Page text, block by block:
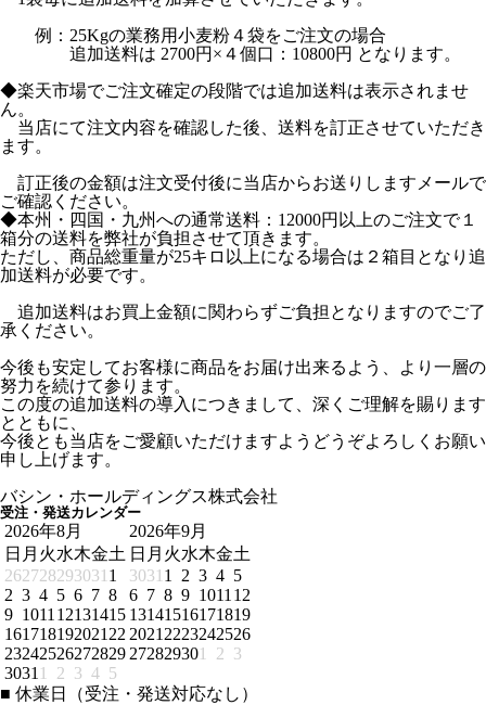
例：25Kgの業務用小麦粉４袋をご注文の場合
追加送料は 2700円×４個口：10800円 となります。
◆楽天市場でご注文確定の段階では追加送料は表示されませ
ん。
当店にて注文内容を確認した後、送料を訂正させていただき
ます。
訂正後の金額は注文受付後に当店からお送りしますメールで
ご確認ください。
◆本州・四国・九州への通常送料：12000円以上のご注文で１
箱分の送料を弊社が負担させて頂きます。
ただし、商品総重量が25キロ以上になる場合は２箱目となり追
加送料が必要です。
追加送料はお買上金額に関わらずご負担となりますのでご了
承ください。
今後も安定してお客様に商品をお届け出来るよう、より一層の
努力を続けて参ります。
この度の追加送料の導入につきまして、深くご理解を賜ります
とともに、
今後とも当店をご愛顧いただけますようどうぞよろしくお願い
申し上げます。
バシン・ホールディングス株式会社
受注・発送カレンダー
2026年8月
日 月 火水木金土
262728293031 1
2 3 4 5 6 7 8
9 1011 12131415
161718192021 22
23242526272829
3031 1 2 3 4 5
2026年9月
日 月 火水木金土
3031 1 2 3 4 5
6 7 8 9 1011 12
13141516171819
2021 2223242526
272829301 2 3
■ 休業日（受注・発送対応なし）